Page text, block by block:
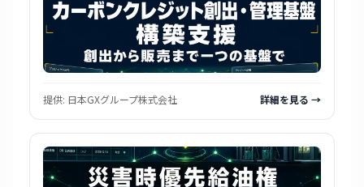
提供: 日本GXグループ株式会社 詳細を見る →